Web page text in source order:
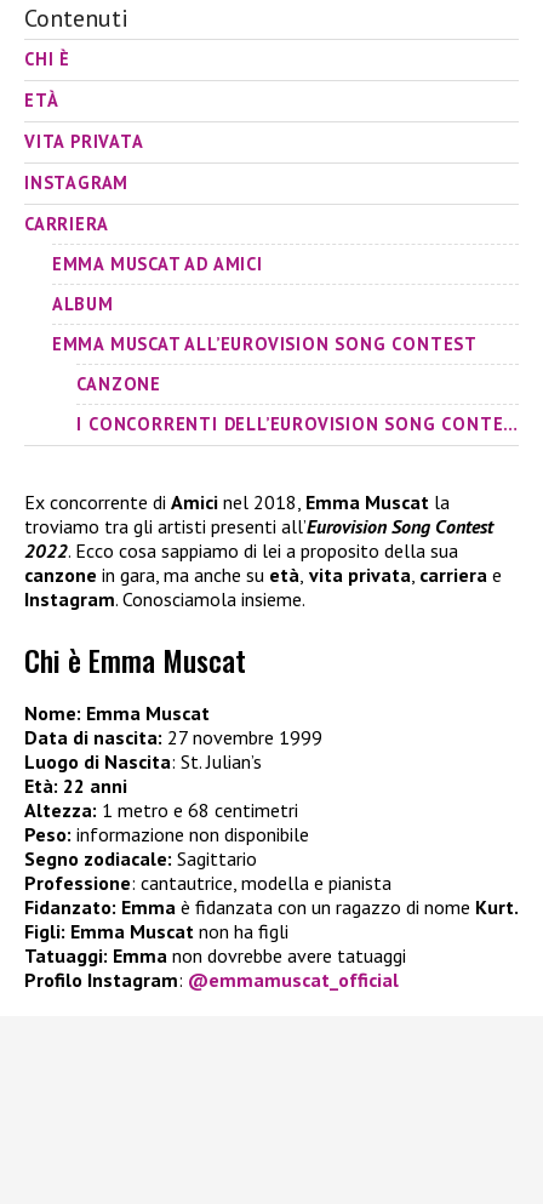
Contenuti
CHI È
ETÀ
VITA PRIVATA
INSTAGRAM
CARRIERA
EMMA MUSCAT AD AMICI
ALBUM
EMMA MUSCAT ALL’EUROVISION SONG CONTEST
CANZONE
I CONCORRENTI DELL’EUROVISION SONG CONTEST
Ex concorrente di Amici nel 2018, Emma Muscat la
troviamo tra gli artisti presenti all’Eurovision Song Contest
2022. Ecco cosa sappiamo di lei a proposito della sua
canzone in gara, ma anche su età vita privata carriera e
Instagram. Conosciamola insieme.
Chi è Emma Muscat
Nome: Emma Muscat
Data di nascita: 27 novembre 1999
Luogo di Nascita: St. Julian’s
Età: 22 anni
Altezza: 1 metro e 68 centimetri
Peso: informazione non disponibile
Segno zodiacale: Sagittario
Professione: cantautrice, modella e pianista
Fidanzato: Emma è fidanzata con un ragazzo di nome Kurt.
Figli: Emma Muscat non ha figli
Tatuaggi: Emma non dovrebbe avere tatuaggi
Profilo Instagram: @emmamuscat_official